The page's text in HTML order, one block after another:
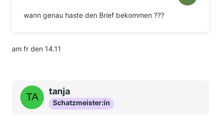
wann genau haste den Brief bekommen ???
am fr den 14.11
tanja
Schatzmeister:in